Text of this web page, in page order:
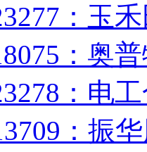
：玉
：奥
：电
：振